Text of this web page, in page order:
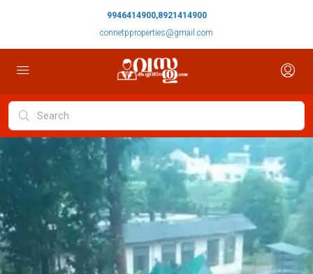
9946414900,8921414900
connetpproperties@gmail.com